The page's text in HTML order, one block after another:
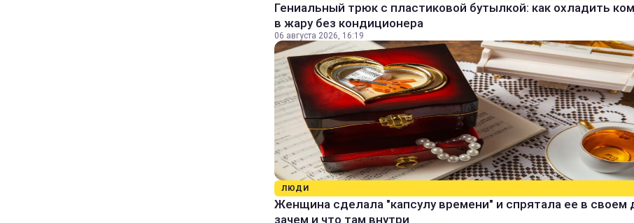
Гениальный трюк с пластиковой бутылкой: как охладить
в жару без кондиционера
06 августа 2026, 16:19
ЛЮДИ
Женщина сделала "капсулу времени" и спрятала ее в своем
зачем и что там внутри